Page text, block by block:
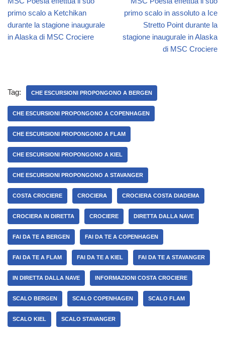
primo scalo a Ketchikan
durante la stagione inaugurale
in Alaska di MSC Crociere
primo scalo in assoluto a Ice
Stretto Point durante la
stagione inaugurale in Alaska
di MSC Crociere
Tag: CHE ESCURSIONI PROPONGONO A BERGEN
CHE ESCURSIONI PROPONGONO A COPENHAGEN
CHE ESCURSIONI PROPONGONO A FLAM
CHE ESCURSIONI PROPONGONO A KIEL
CHE ESCURSIONI PROPONGONO A STAVANGER
COSTA CROCIERE CROCIERA CROCIERA COSTA DIADEMA
CROCIERA IN DIRETTA CROCIERE DIRETTA DALLA NAVE
FAI DA TE A BERGEN FAI DA TE A COPENHAGEN
FAI DA TE A FLAM FAI DA TE A KIEL FAI DA TE A STAVANGER
IN DIRETTA DALLA NAVE INFORMAZIONI COSTA CROCIERE
SCALO BERGEN SCALO COPENHAGEN SCALO FLAM
SCALO KIEL SCALO STAVANGER